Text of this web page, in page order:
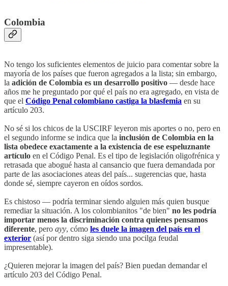
Colombia
No tengo los suficientes elementos de juicio para comentar sobre la
mayoría de los países que fueron agregados a la lista; sin embargo,
la adición de Colombia es un desarrollo positivo — desde hace
años me he preguntado por qué el país no era agregado, en vista de
que el Código Penal colombiano castiga la blasfemia en su
artículo 203.
No sé si los chicos de la USCIRF leyeron mis aportes o no, pero en
el segundo informe se indica que la inclusión de Colombia en la
lista obedece exactamente a la existencia de ese espeluznante
artículo en el Código Penal. Es el tipo de legislación oligofrénica y
retrasada que abogué hasta al cansancio que fuera demandada por
parte de las asociaciones ateas del país... sugerencias que, hasta
donde sé, siempre cayeron en oídos sordos.
Es chistoso — podría terminar siendo alguien más quien busque
remediar la situación. A los colombianitos "de bien" no les podría
importar menos la discriminación contra quienes pensamos
diferente, pero ayy, cómo les duele la imagen del país en el
exterior (así por dentro siga siendo una pocilga feudal
impresentable).
¿Quieren mejorar la imagen del país? Bien puedan demandar el
artículo 203 del Código Penal.